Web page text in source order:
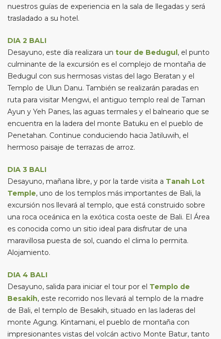
nuestros guías de experiencia en la sala de llegadas y será
trasladado a su hotel.
DIA 2 BALI
Desayuno, este día realizara un tour de Bedugul, el punto
culminante de la excursión es el complejo de montaña de
Bedugul con sus hermosas vistas del lago Beratan y el
Templo de Ulun Danu. También se realizarán paradas en
ruta para visitar Mengwi, el antiguo templo real de Taman
Ayun y Yeh Panes, las aguas termales y el balneario que se
encuentra en la ladera del monte Batuku en el pueblo de
Penetahan. Continue conduciendo hacia Jatiluwih, el
hermoso paisaje de terrazas de arroz.
DIA 3 BALI
Desayuno, mañana libre, y por la tarde visita a Tanah Lot
Temple, uno de los templos más importantes de Bali, la
excursión nos llevará al templo, que está construido sobre
una roca oceánica en la exótica costa oeste de Bali. El Área
es conocida como un sitio ideal para disfrutar de una
maravillosa puesta de sol, cuando el clima lo permita.
Alojamiento.
DIA 4 BALI
Desayuno, salida para iniciar el tour por el Templo de
Besakih, este recorrido nos llevará al templo de la madre
de Bali, el templo de Besakih, situado en las laderas del
monte Agung. Kintamani, el pueblo de montaña con
impresionantes vistas del volcán activo Monte Batur, tanto